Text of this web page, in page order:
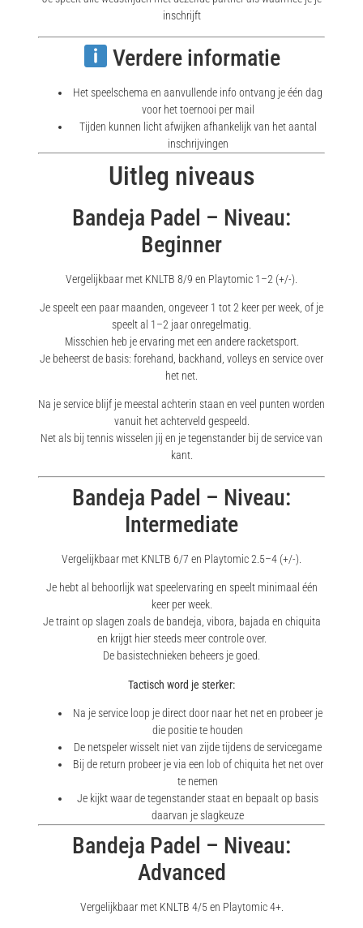
inschrijft
Verdere informatie
Het speelschema en aanvullende info ontvang je één dag
voor het toernooi per mail
Tijden kunnen licht afwijken afhankelijk van het aantal
inschrijvingen
Uitleg niveaus
Bandeja Padel – Niveau:
Beginner
Vergelijkbaar met KNLTB 8/9 en Playtomic 1–2 (+/-).
Je speelt een paar maanden, ongeveer 1 tot 2 keer per week, of je
speelt al 1–2 jaar onregelmatig.
Misschien heb je ervaring met een andere racketsport.
Je beheerst de basis: forehand, backhand, volleys en service over
het net.
Na je service blijf je meestal achterin staan en veel punten worden
vanuit het achterveld gespeeld.
Net als bij tennis wisselen jij en je tegenstander bij de service van
kant.
Bandeja Padel – Niveau:
Intermediate
Vergelijkbaar met KNLTB 6/7 en Playtomic 2.5–4 (+/-).
Je hebt al behoorlijk wat speelervaring en speelt minimaal één
keer per week.
Je traint op slagen zoals de bandeja, vibora, bajada en chiquita
en krijgt hier steeds meer controle over.
De basistechnieken beheers je goed.
Tactisch word je sterker:
Na je service loop je direct door naar het net en probeer je
die positie te houden
De netspeler wisselt niet van zijde tijdens de servicegame
Bij de return probeer je via een lob of chiquita het net over
te nemen
Je kijkt waar de tegenstander staat en bepaalt op basis
daarvan je slagkeuze
Bandeja Padel – Niveau:
Advanced
Vergelijkbaar met KNLTB 4/5 en Playtomic 4+.